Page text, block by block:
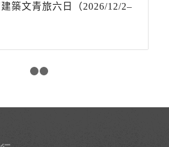
建築文青旅六日（2026/12/2–